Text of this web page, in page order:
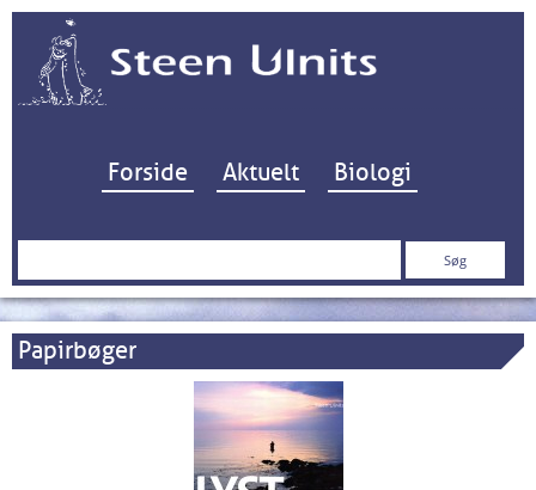
Hop til indhold
Forside Aktuelt Biologi
Søg
Papirbøger